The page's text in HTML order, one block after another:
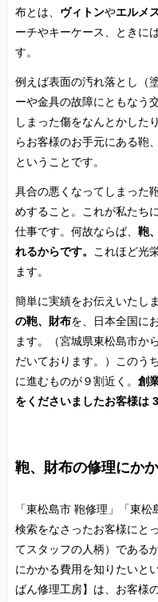
布とは、 ヴィトンやエルメ
ーチやキーケース、ときに
す。
例えば表面の汚れ落とし（
ーや金具の故障にともなう
しまった傷をなんとかした
らお客様のお手元にある鞄
ということです。
具合の悪くなってしまった
めすること。これが私たち
仕事です。何故ならば、 鞄
れるからです。
これほど光
ます。
簡単に実績をお伝えいたし
の鞄、財布を、日本全国に
ます。（宮城県東松島市か
だいております。）このう
に進むものが９割近く。 創
をくださいましたお客様は
鞄、財布の修理にか
「東松島市 鞄修理」「東
検索をなさったお客様にと
てスタッフの人柄）である
にかかる費用を知りたいと
ばん修理工房】は、お客様